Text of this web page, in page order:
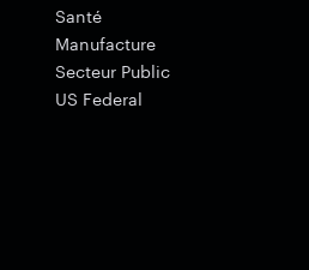
Santé
Manufacture
Secteur Public
US Federal